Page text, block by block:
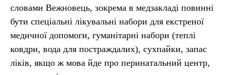
словами Вежновець, зокрема в медзакладі повинні
бути спеціальні лікувальні набори для екстреної
медичної допомоги, гуманітарні набори (теплі
ковдри, вода для постраждалих), сухпайки, запас
ліків, якщо ж мова йде про перинатальний центр,